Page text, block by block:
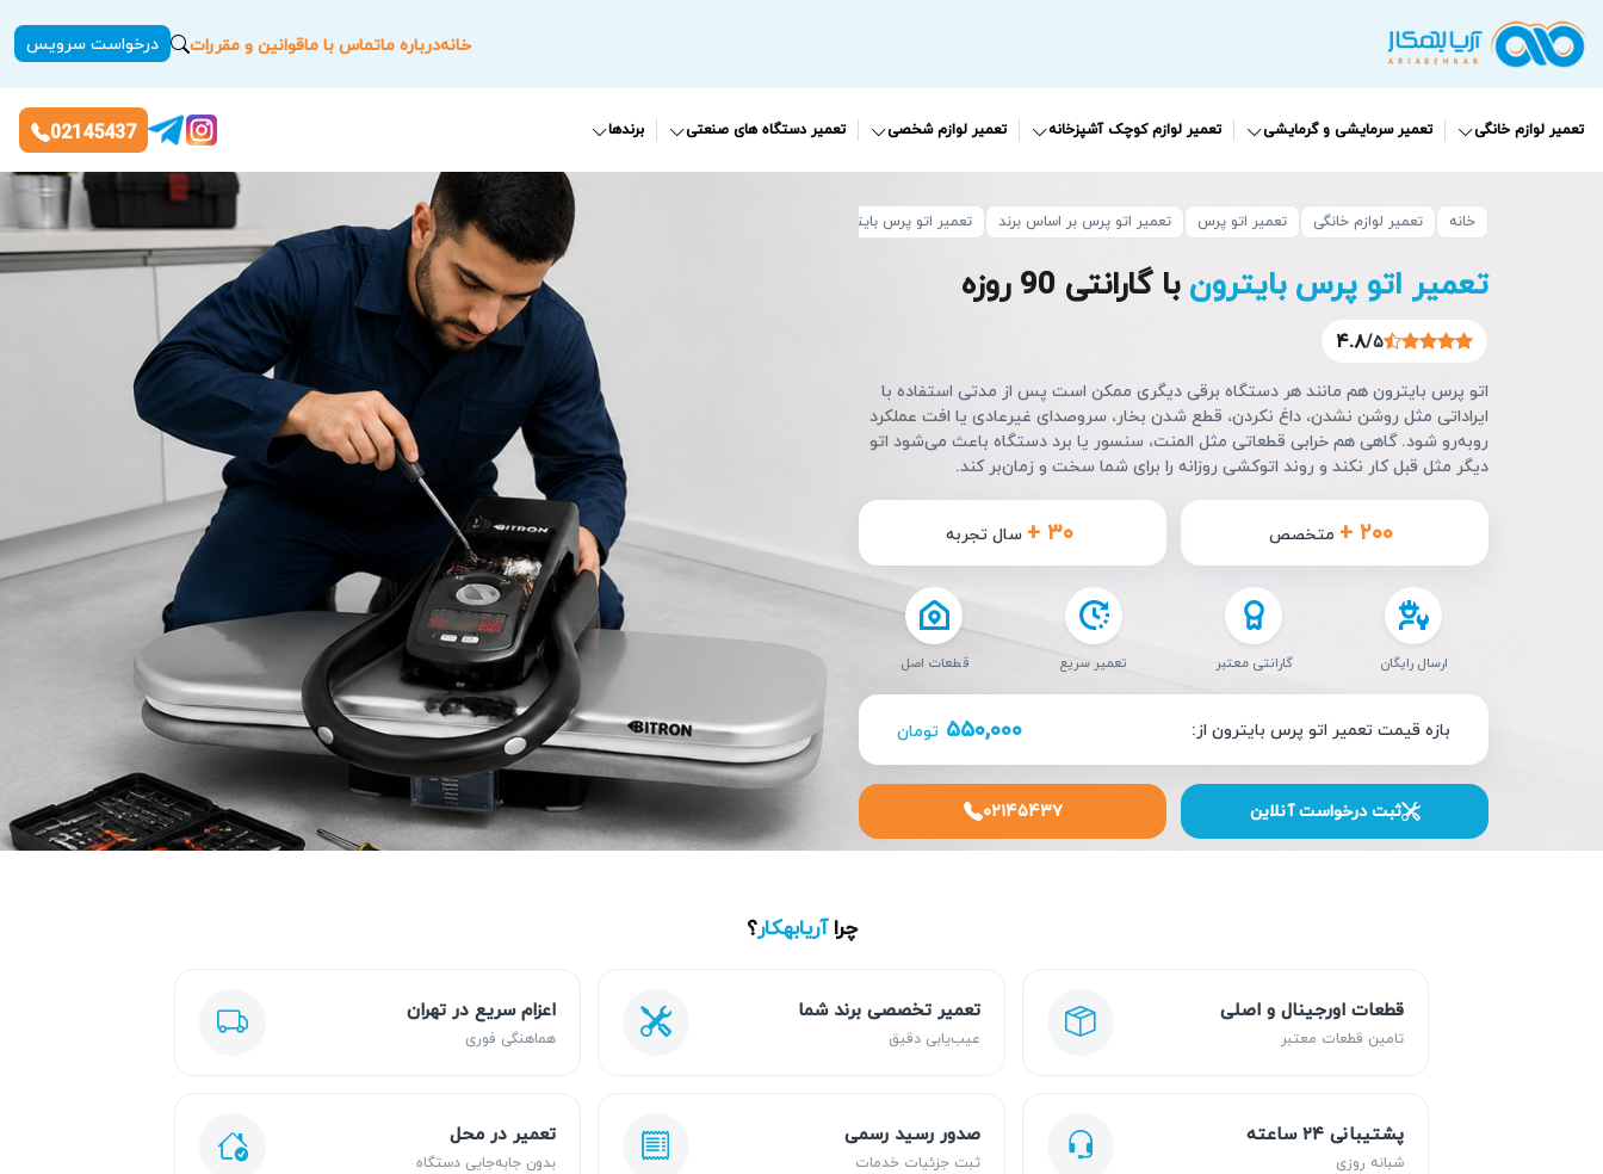
خانهدرباره ماتماس با ماقوانین و مقررات درخواست سرویس
تعمیر لوازم خانگی تعمیر سرمایشی و گرمایشی تعمیر لوازم کوچک آشپزخانه تعمیر لوازم شخصی تعمیر دستگاه های صنعتی برندها 02145437
خانه تعمیر لوازم خانگی تعمیر اتو پرس تعمیر اتو پرس بر اساس برند تعمیر اتو پرس بایترون
تعمیر اتو پرس بایترونبا گارانتی 90 روزه
۴.۸/۵
اتو پرس بایترون هم مانند هر دستگاه برقی دیگری ممکن است پس از مدتی استفاده با
ایراداتی مثل روشن نشدن، داغ نکردن، قطع شدن بخار، سروصدای غیرعادی یا افت عملکرد
روبه‌رو شود. گاهی هم خرابی قطعاتی مثل المنت، سنسور یا برد دستگاه باعث می‌شود اتو
دیگر مثل قبل کار نکند و روند اتوکشی روزانه را برای شما سخت و زمان‌بر کند.
+ ۲۰۰ متخصص + ۳۰ سال تجربه
ارسال رایگان گارانتی معتبر تعمیر سریع قطعات اصل
بازه قیمت تعمیر اتو پرس بایترون از: ۵۵۰,۰۰۰ تومان
ثبت درخواست آنلاین ۰۲۱۴۵۴۳۷
چراآریابهکار؟
قطعات اورجینال و اصلی
تامین قطعات معتبر
تعمیر تخصصی برند شما
عیب‌یابی دقیق
اعزام سریع در تهران
هماهنگی فوری
پشتیبانی ۲۴ ساعته
شبانه روزی
صدور رسید رسمی
ثبت جزئیات خدمات
تعمیر در محل
بدون جابه‌جایی دستگاه